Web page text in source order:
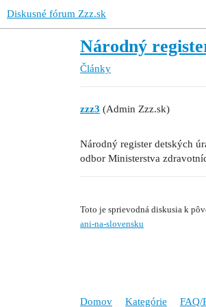
Diskusné fórum Zzz.sk
Národný
Články
zzz3 (Admin Zzz.sk)
Národný register detských
odbor Ministerstva
Toto je sprievodná diskusia k
ani-na-slovensku
Domov Kategórie FAQ/